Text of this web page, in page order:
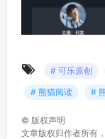
# 可乐原创
# 熊猫阅读
#
© 版权声明
文章版权归作者所有